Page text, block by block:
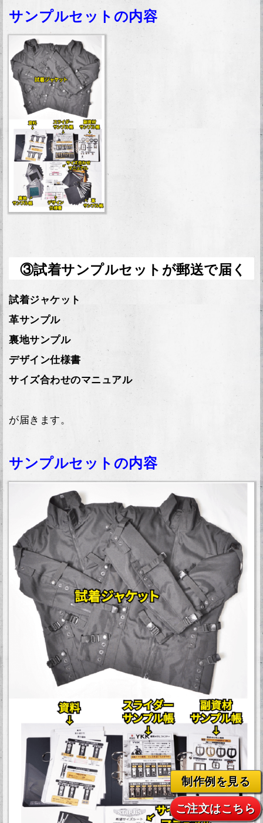
サンプルセットの内容
③試着サンプルセットが郵送で届く
試着ジャケット
革サンプル
裏地サンプル
デザイン仕様書
サイズ合わせのマニュアル
が届きます。
サンプルセットの内容
制作例を見る
ご注文はこちら